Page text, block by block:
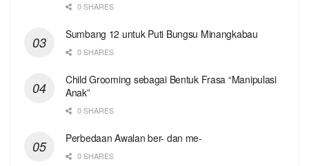
0 SHARES
Sumbang 12 untuk Puti Bungsu Minangkabau
0 SHARES
Child Grooming sebagai Bentuk Frasa “Manipulasi
Anak”
0 SHARES
Perbedaan Awalan ber- dan me-
0 SHARES